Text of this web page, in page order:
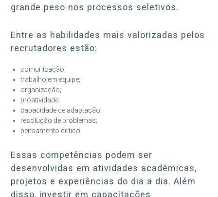
grande peso nos processos seletivos.
Entre as habilidades mais valorizadas pelos
recrutadores estão:
comunicação;
trabalho em equipe;
organização;
proatividade;
capacidade de adaptação;
resolução de problemas;
pensamento crítico.
Essas competências podem ser
desenvolvidas em atividades acadêmicas,
projetos e experiências do dia a dia. Além
disso, investir em capacitações